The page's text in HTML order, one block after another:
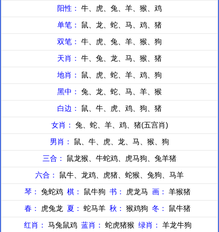
阳性： 牛、虎、兔、羊、猴、鸡
单笔： 鼠、龙、蛇、马、鸡、猪
双笔： 牛、虎、兔、羊、猴、狗
天肖： 牛、兔、龙、马、猴、猪
地肖： 鼠、虎、蛇、羊、鸡、狗
黑中： 兔、龙、蛇、马、羊、猴
白边： 鼠、牛、虎、鸡、狗、猪
女肖： 兔、蛇、羊、鸡、猪(五宫肖)
男肖： 鼠、牛、虎、龙、马、猴、狗
三合： 鼠龙猴、牛蛇鸡、虎马狗、兔羊猪
六合： 鼠牛、龙鸡、虎猪、蛇猴、兔狗、马羊
琴： 兔蛇鸡 棋： 鼠牛狗 书： 虎龙马 画： 羊猴猪
春：
虎兔龙 夏： 蛇马羊 秋： 猴鸡狗 冬： 鼠牛猪
红肖： 马兔鼠鸡 蓝肖： 蛇虎猪猴 绿肖： 羊龙牛狗